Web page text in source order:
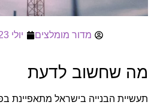
מדור מומלצים יולי 23, 2025
מה שחשוב לדעת
תעשיית הבנייה בישראל מתאפיינת